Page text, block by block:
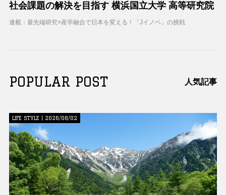
社会課題の解決を目指す 横浜国立大学 高等研究院
連載：最先端研究×産学融合で日本を変える！「Jイノベ」の挑戦
POPULAR POST 人気記事
LIFE STYLE | 2026/08/02